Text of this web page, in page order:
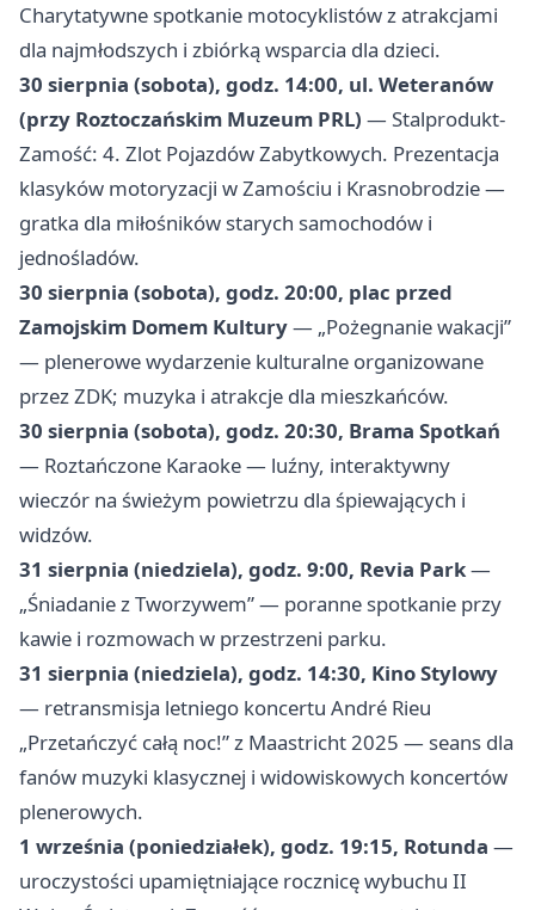
Charytatywne spotkanie motocyklistów z atrakcjami
dla najmłodszych i zbiórką wsparcia dla dzieci.
30 sierpnia (sobota), godz. 14:00, ul. Weteranów
(przy Roztoczańskim Muzeum PRL) — Stalprodukt-
Zamość: 4. Zlot Pojazdów Zabytkowych. Prezentacja
klasyków motoryzacji w Zamościu i Krasnobrodzie —
gratka dla miłośników starych samochodów i
jednośladów.
30 sierpnia (sobota), godz. 20:00, plac przed
Zamojskim Domem Kultury— „Pożegnanie wakacji”
— plenerowe wydarzenie kulturalne organizowane
przez ZDK; muzyka i atrakcje dla mieszkańców.
30 sierpnia (sobota), godz. 20:30, Brama Spotkań
— Roztańczone Karaoke — luźny, interaktywny
wieczór na świeżym powietrzu dla śpiewających i
widzów.
31 sierpnia (niedziela), godz. 9:00, Revia Park—
„Śniadanie z Tworzywem” — poranne spotkanie przy
kawie i rozmowach w przestrzeni parku.
31 sierpnia (niedziela), godz. 14:30, Kino Stylowy
— retransmisja letniego koncertu André Rieu
„Przetańczyć całą noc!” z Maastricht 2025 — seans dla
fanów muzyki klasycznej i widowiskowych koncertów
plenerowych.
1 września (poniedziałek), godz. 19:15, Rotunda —
uroczystości upamiętniające rocznicę wybuchu II